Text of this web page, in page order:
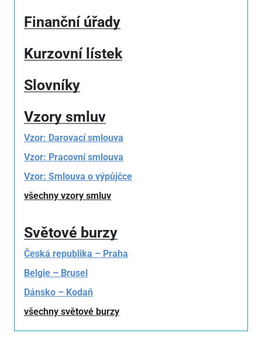
Finanční úřady
Kurzovní lístek
Slovníky
Vzory smluv
Vzor: Darovací smlouva
Vzor: Pracovní smlouva
Vzor: Smlouva o výpůjčce
všechny vzory smluv
Světové burzy
Česká republika – Praha
Belgie – Brusel
Dánsko – Kodaň
všechny světové burzy